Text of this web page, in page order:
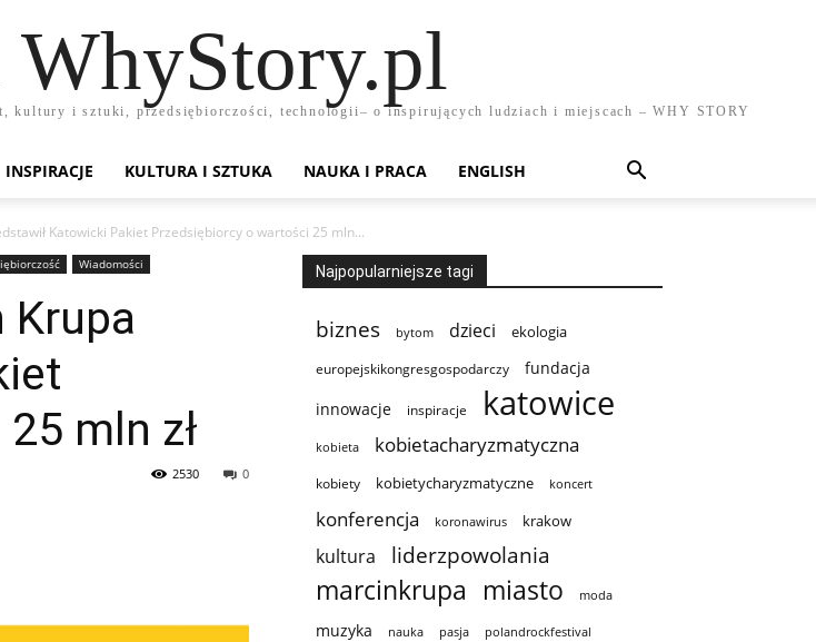
WhyStory.pl
kultury i sztuki, przedsiębiorczości, technologii– o inspirujących ludziach i miejscach – WHY STORY
INSPIRACJE KULTURA I SZTUKA NAUKA I PRACA ENGLISH
Katowicki Pakiet Przedsiębiorcy o wartości 25 mln...
Wiadomości
Krupa
mln zł
0
2530
Najpopularniejsze tagi
biznes bytom dzieci ekologia
europejskikongresgospodarczy fundacja
innowacje inspiracje katowice
kobieta kobietacharyzmatyczna
kobiety kobietycharyzmatyczne koncert
konferencja koronawirus krakow
kultura liderzpowolania
marcinkrupa miasto moda
muzyka nauka pasja polandrockfestival